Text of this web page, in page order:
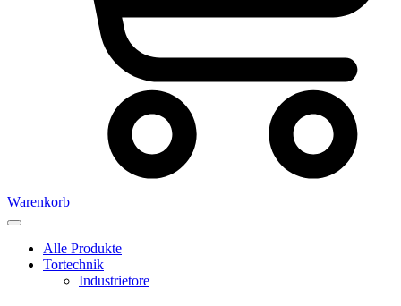
Warenkorb
Alle Produkte
Tortechnik
Industrietore